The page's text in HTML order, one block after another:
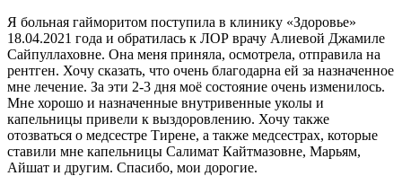
Я больная гайморитом поступила в клинику «Здоровье»
18.04.2021 года и обратилась к ЛОР врачу Алиевой Джамиле
Сайпуллаховне. Она меня приняла, осмотрела, отправила на
рентген. Хочу сказать, что очень благодарна ей за назначенное
мне лечение. За эти 2-3 дня моё состояние очень изменилось.
Мне хорошо и назначенные внутривенные уколы и
капельницы привели к выздоровлению. Хочу также
отозваться о медсестре Тирене, а также медсестрах, которые
ставили мне капельницы Салимат Кайтмазовне, Марьям,
Айшат и другим. Спасибо, мои дорогие.